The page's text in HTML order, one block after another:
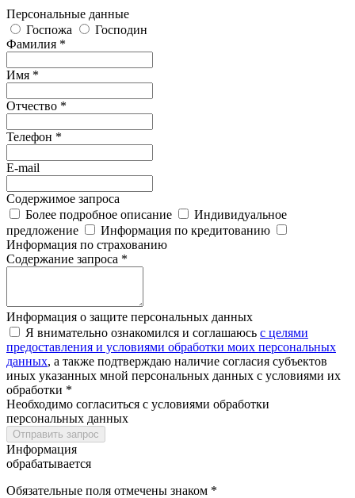
Персональные данные
Госпожа
Господин
Фамилия *
Имя *
Отчество *
Телефон *
E-mail
Содержимое запроса
Более подробное описание
Индивидуальное
предложение
Информация по кредитованию
Информация по страхованию
Содержание запроса *
Информация о защите персональных данных
Я внимательно ознакомился и соглашаюсь с целями
предоставления и условиями обработки моих персональных
данных, а также подтверждаю наличие согласия субъектов
иных указанных мной персональных данных с условиями их
обработки *
Необходимо согласиться с условиями обработки
персональных данных
Отправить запрос
Информация
обрабатывается
Обязательные поля отмечены знаком *